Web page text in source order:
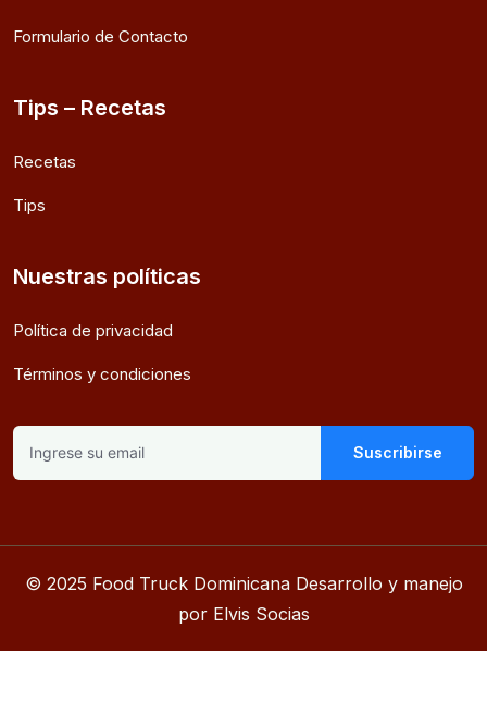
Formulario de Contacto
Tips – Recetas
Recetas
Tips
Nuestras políticas
Política de privacidad
Términos y condiciones
Suscribirse
© 2025 Food Truck Dominicana Desarrollo y manejo
por Elvis Socias